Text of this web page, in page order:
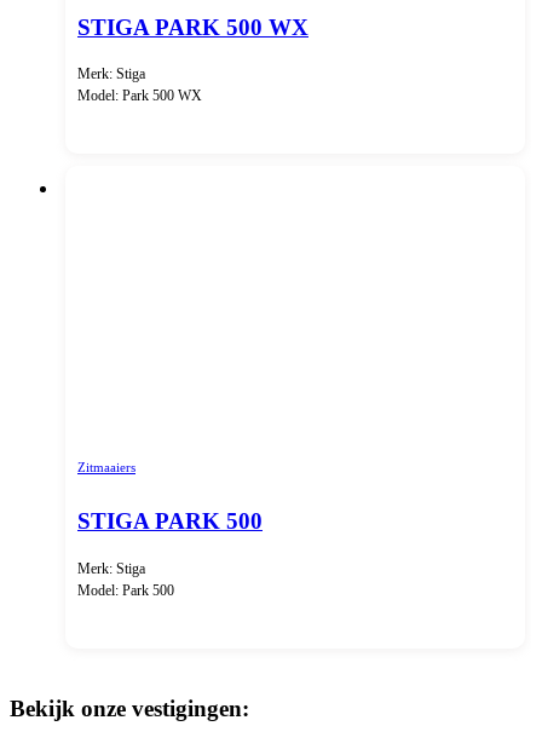
STIGA PARK 500 WX
Merk: Stiga
Model: Park 500 WX
Zitmaaiers
STIGA PARK 500
Merk: Stiga
Model: Park 500
Bekijk onze vestigingen: